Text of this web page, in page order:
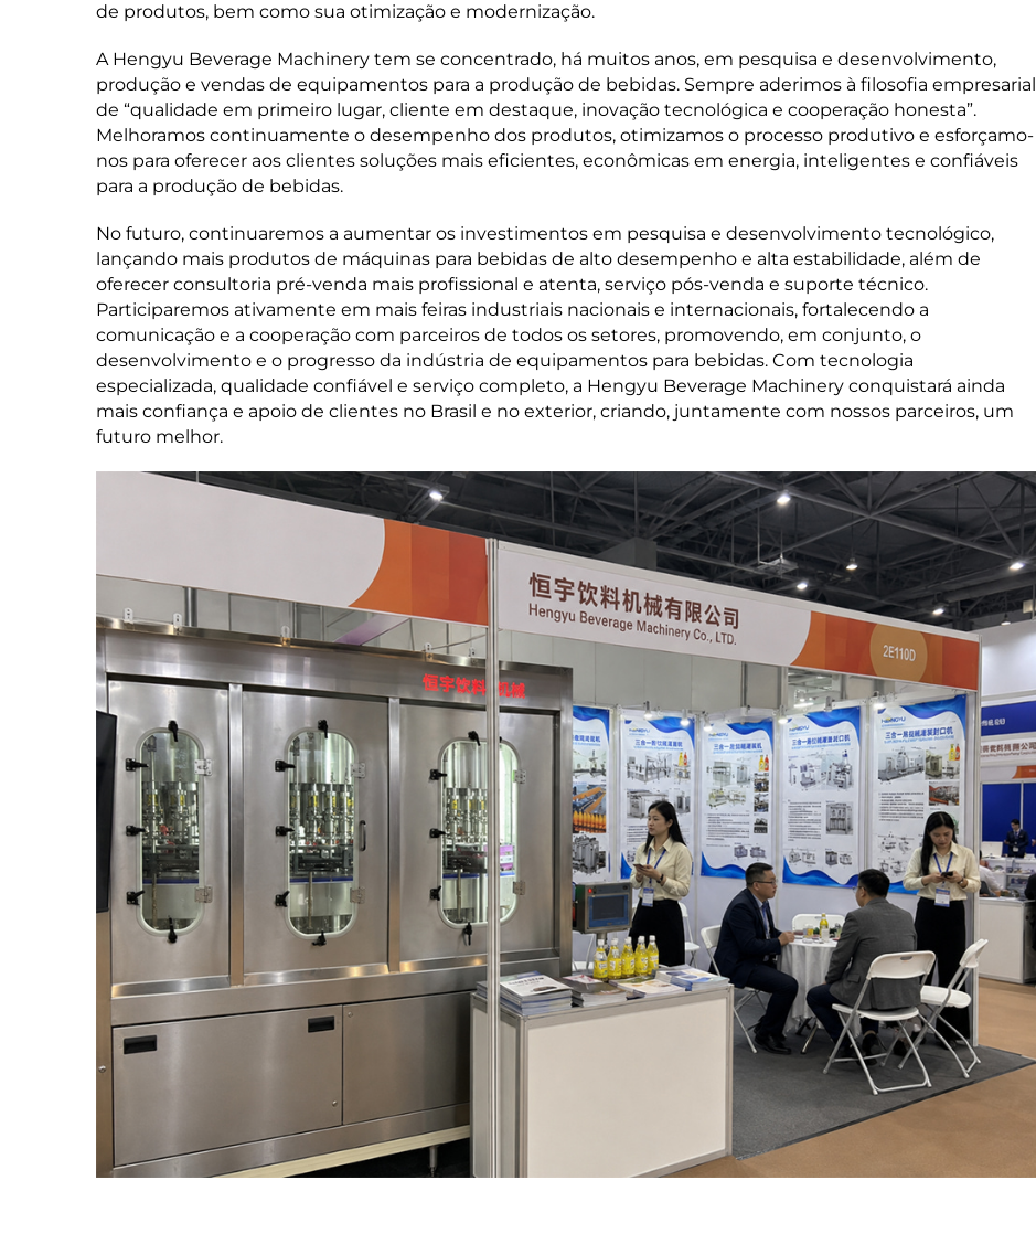
de produtos, bem como sua otimização e modernização.
A Hengyu Beverage Machinery tem se concentrado, há muitos anos, em pesquisa e desenvolvimento,
produção e vendas de equipamentos para a produção de bebidas. Sempre aderimos à filosofia empresarial
de “qualidade em primeiro lugar, cliente em destaque, inovação tecnológica e cooperação honesta”.
Melhoramos continuamente o desempenho dos produtos, otimizamos o processo produtivo e esforçamo-
nos para oferecer aos clientes soluções mais eficientes, econômicas em energia, inteligentes e confiáveis
para a produção de bebidas.
No futuro, continuaremos a aumentar os investimentos em pesquisa e desenvolvimento tecnológico,
lançando mais produtos de máquinas para bebidas de alto desempenho e alta estabilidade, além de
oferecer consultoria pré-venda mais profissional e atenta, serviço pós-venda e suporte técnico.
Participaremos ativamente em mais feiras industriais nacionais e internacionais, fortalecendo a
comunicação e a cooperação com parceiros de todos os setores, promovendo, em conjunto, o
desenvolvimento e o progresso da indústria de equipamentos para bebidas. Com tecnologia
especializada, qualidade confiável e serviço completo, a Hengyu Beverage Machinery conquistará ainda
mais confiança e apoio de clientes no Brasil e no exterior, criando, juntamente com nossos parceiros, um
futuro melhor.